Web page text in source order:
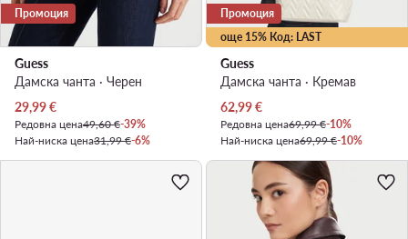
Промоция
Guess
Дамска чанта · Черен
Актуална цена
29,99€
Редовна цена49,60 €-39%
Най-ниска цена31,99 €-6%
още 15% Код: LAST
Промоция
Guess
Дамска чанта · Кремав
Актуална цена
62,99€
Редовна цена69,99 €-10%
Най-ниска цена69,99 €-10%